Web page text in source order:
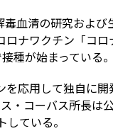
血清の研究および
ナワクチン「コロ
種が始まっている。
応用して独自に開
・コーバス所長は
ている。